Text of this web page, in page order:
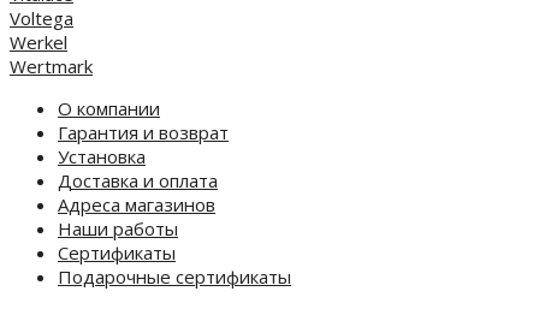
Voltega
Werkel
Wertmark
О компании
Гарантия и возврат
Установка
Доставка и оплата
Адреса магазинов
Наши работы
Сертификаты
Подарочные сертификаты